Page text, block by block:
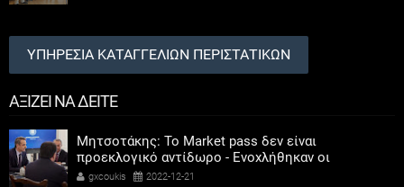
ΥΠΗΡΕΣΙΑ ΚΑΤΑΓΓΕΛΙΩΝ ΠΕΡΙΣΤΑΤΙΚΩΝ
ΑΞΙΖΕΙ ΝΑ ΔΕΙΤΕ
Μητσοτάκης: Το Market pass δεν είναι
προεκλογικό αντίδωρο - Ενοχλήθηκαν οι
αριστεροί του χαβιαριού
gxcoukis 2022-12-21